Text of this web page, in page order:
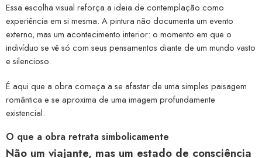
Essa escolha visual reforça a ideia de contemplação como
experiência em si mesma. A pintura não documenta um evento
externo, mas um acontecimento interior: o momento em que o
indivíduo se vê só com seus pensamentos diante de um mundo vasto
e silencioso.
É aqui que a obra começa a se afastar de uma simples paisagem
romântica e se aproxima de uma imagem profundamente
existencial.
O que a obra retrata simbolicamente
Não um viajante, mas um estado de consciência